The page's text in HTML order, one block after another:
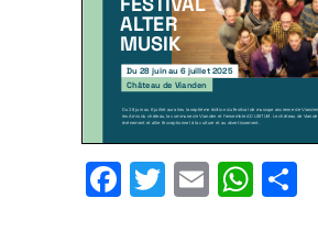
Facebook
Twitter
Email